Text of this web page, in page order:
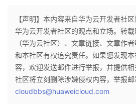
【声明】本内容来自华为云开发者社
华为云开发者社区的观点和立场。转
（华为云社区）、文章链接、文章作
和本社区有权追究责任。如果您发现
容，欢迎发送邮件进行举报，并提供
社区将立刻删除涉嫌侵权内容，举报邮
cloudbbs@huaweicloud.com